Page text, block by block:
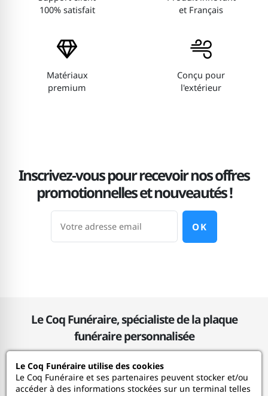
100% satisfait
et Français
Matériaux
premium
Conçu pour
l'extérieur
Inscrivez-vous pour recevoir nos offres
promotionnelles et nouveautés !
OK
Le Coq Funéraire, spécialiste de la plaque
funéraire personnalisée
Le Coq Funéraire
Le Coq Funéraire utilise des cookies
Le Coq Funéraire et ses partenaires peuvent stocker et/ou
accéder à des informations stockées sur un terminal telles